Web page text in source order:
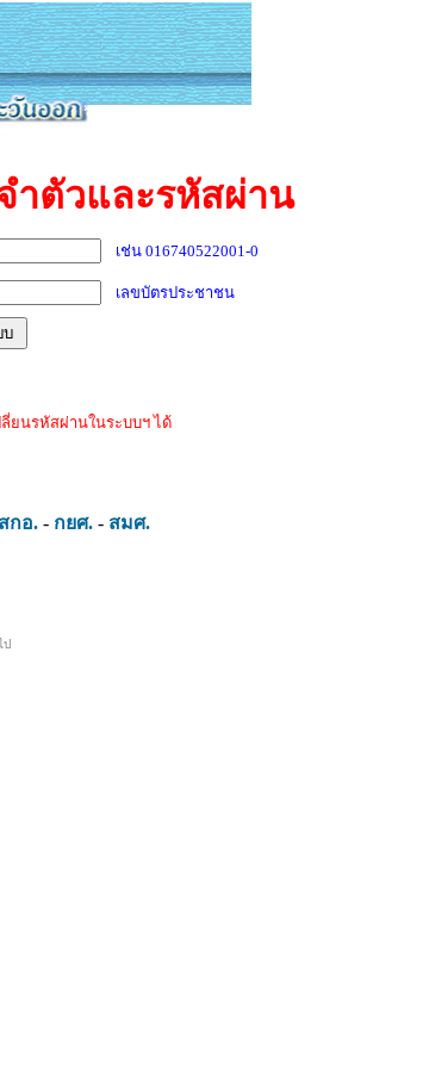
ำตัวและรหัสผ่าน
เช่น 016740522001-0
เลขบัตรประชาชน
ยนรหัสผ่านในระบบฯ ได้
สกอ. - กยศ. - สมศ.